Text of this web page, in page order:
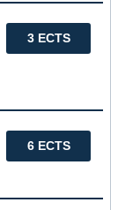
3 ECTS
6 ECTS